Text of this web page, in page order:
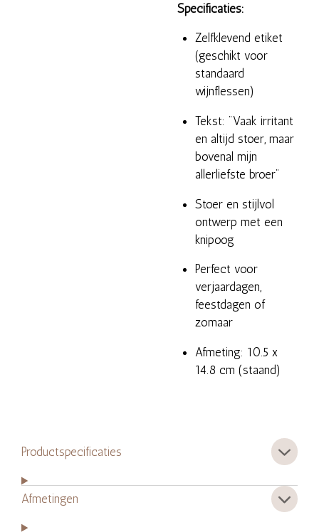
Specificaties:
Zelfklevend etiket
(geschikt voor
standaard
wijnflessen)
Tekst: "Vaak irritant
en altijd stoer, maar
bovenal mijn
allerliefste broer"
Stoer en stijlvol
ontwerp met een
knipoog
Perfect voor
verjaardagen,
feestdagen of
zomaar
Afmeting: 10.5 x
14.8 cm (staand)
Productspecificaties
Afmetingen